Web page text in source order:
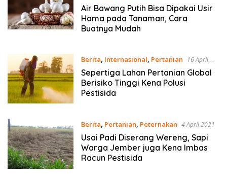
25 April 2023
Air Bawang Putih Bisa Dipakai Usir
Hama pada Tanaman, Cara
Buatnya Mudah
Berita, Internasional, Pertanian
16 April
2021
Sepertiga Lahan Pertanian Global
Berisiko Tinggi Kena Polusi
Pestisida
Berita, Pertanian, Peternakan 4 April 2021
Usai Padi Diserang Wereng, Sapi
Warga Jember juga Kena Imbas
Racun Pestisida